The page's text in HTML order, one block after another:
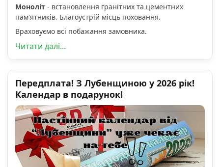
Моноліт - встановлення гранітних та цементних
пам'ятників. Благоустрій місць поховання.
Враховуємо всі побажання замовника.
Читати далі...
Передплата! З Лубенщиною у 2026 рік!
Календар в подарунок!